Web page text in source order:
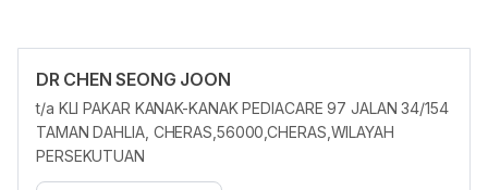
DR CHEN SEONG JOON
t/a KLI PAKAR KANAK-KANAK PEDIACARE 97 JALAN 34/154
TAMAN DAHLIA, CHERAS,56000,CHERAS,WILAYAH
PERSEKUTUAN